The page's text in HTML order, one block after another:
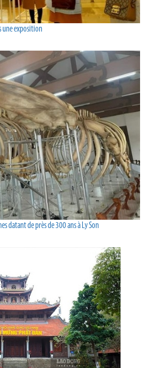
une exposition
datant de près de 300 ans à Ly Son